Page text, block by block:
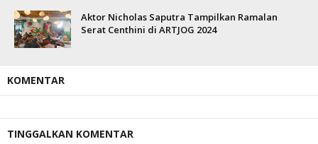
Aktor Nicholas Saputra Tampilkan Ramalan
Serat Centhini di ARTJOG 2024
KOMENTAR
TINGGALKAN KOMENTAR